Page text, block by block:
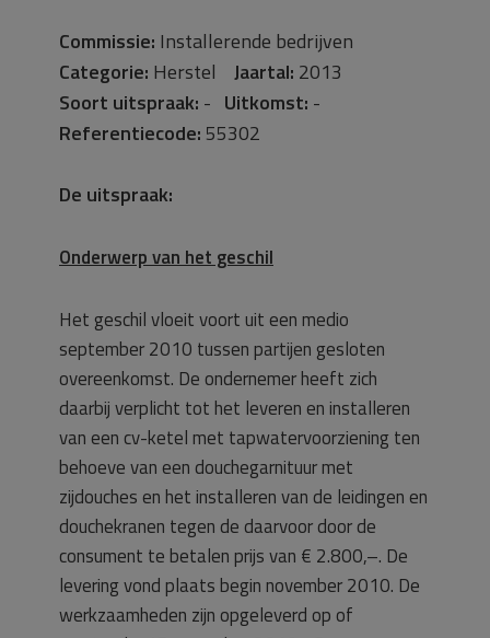
Commissie: Installerende bedrijven
Categorie: Herstel Jaartal: 2013
Soort uitspraak: - Uitkomst: -
Referentiecode: 55302
De uitspraak:
Onderwerp van het geschil
Het geschil vloeit voort uit een medio
september 2010 tussen partijen gesloten
overeenkomst. De ondernemer heeft zich
daarbij verplicht tot het leveren en installeren
van een cv-ketel met tapwatervoorziening ten
behoeve van een douchegarnituur met
zijdouches en het installeren van de leidingen en
douchekranen tegen de daarvoor door de
consument te betalen prijs van € 2.800,–. De
levering vond plaats begin november 2010. De
werkzaamheden zijn opgeleverd op of